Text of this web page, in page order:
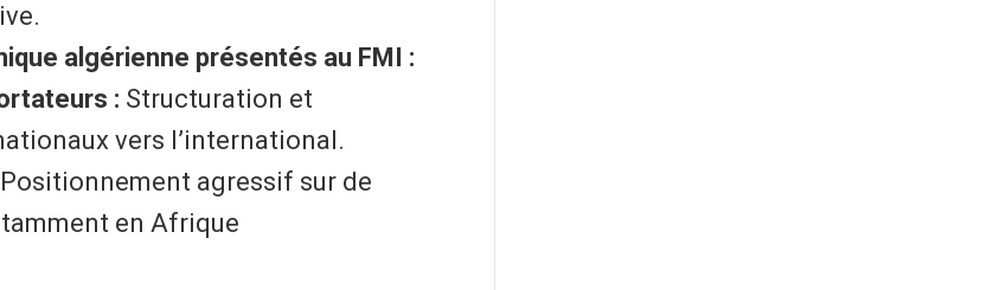
algérienne présentés au FMI :
: Structuration et
vers l’international.
Positionnement agressif sur de
en Afrique